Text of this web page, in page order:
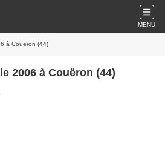
MENU
à Couëron (44)
2006 à Couëron (44)